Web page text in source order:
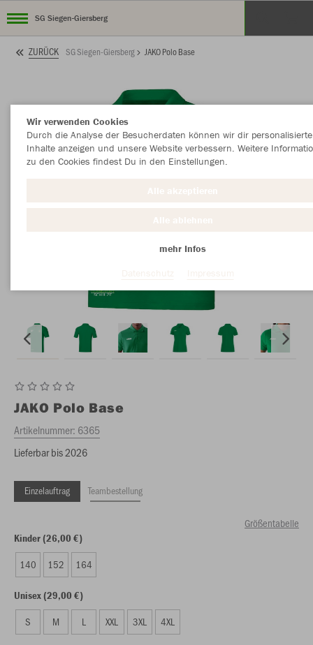
SG Siegen-Giersberg
ZURÜCK SG Siegen-Giersberg JAKO Polo Base
JAKO Polo Base
Artikelnummer: 6365
Lieferbar bis 2026
Einzelauftrag Teambestellung
Größentabelle
Kinder (26,00 €)
140 152 164
Unisex (29,00 €)
S M L XXL 3XL 4XL
Wir verwenden Cookies
Durch die Analyse der Besucherdaten können wir dir personalisierte
Inhalte anzeigen und unsere Website verbessern. Weitere
zu den Cookies findest Du in den Einstellungen.
mehr Infos